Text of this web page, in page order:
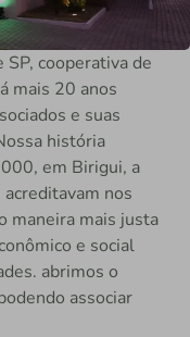
cooperativa de
mais 20 anos
e suas
história
em Birigui, a
nos
maneira mais justa
e social
abrimos o
associar